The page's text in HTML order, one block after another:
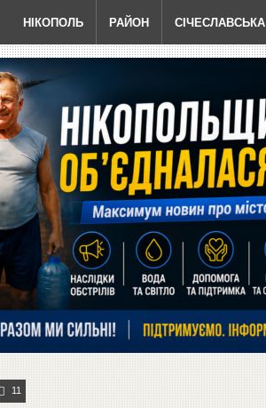
НІКОПОЛЬ РАЙОН СІЧЕСЛАВСЬКА
11